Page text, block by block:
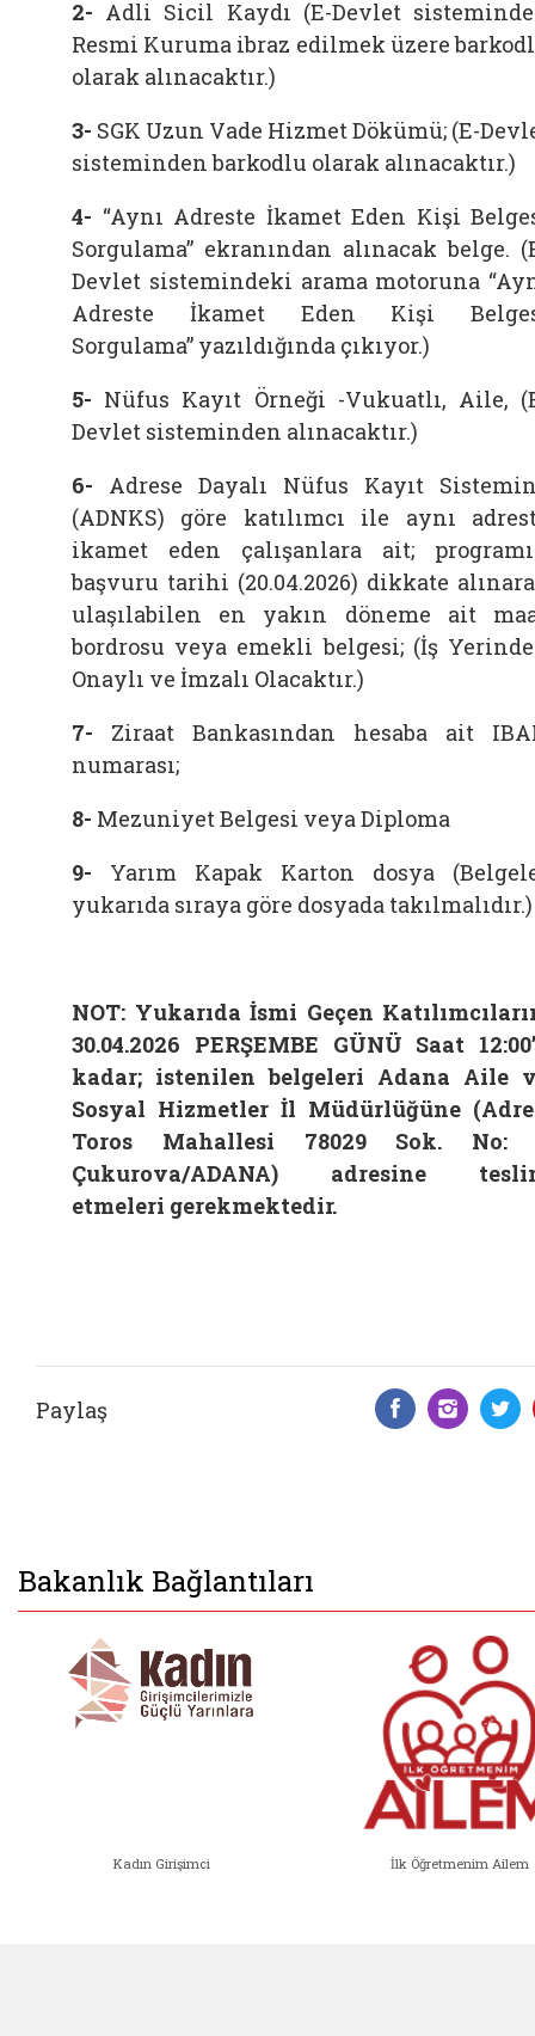
2- Adli Sicil Kaydı (E-Devlet
Resmi Kuruma ibraz edilmek üzere
olarak alınacaktır.)
3- SGK Uzun Vade Hizmet Dökümü; (E-
sisteminden barkodlu olarak alınacaktır.)
4- “Aynı Adreste İkamet Eden Kişi
Sorgulama” ekranından alınacak belge.
Devlet sistemindeki arama motoruna
Adreste İkamet Eden Kişi
Sorgulama” yazıldığında çıkıyor.)
5- Nüfus Kayıt Örneği -Vukuatlı, Aile,
Devlet sisteminden alınacaktır.)
6- Adrese Dayalı Nüfus Kayıt
(ADNKS) göre katılımcı ile aynı
ikamet eden çalışanlara ait;
başvuru tarihi (20.04.2026) dikkate
ulaşılabilen en yakın döneme ait
bordrosu veya emekli belgesi; (İş
Onaylı ve İmzalı Olacaktır.)
7- Ziraat Bankasından hesaba ait
numarası;
8- Mezuniyet Belgesi veya Diploma
9- Yarım Kapak Karton dosya
yukarıda sıraya göre dosyada takılmalıdır.)
NOT: Yukarıda İsmi Geçen
30.04.2026 PERŞEMBE GÜNÜ Saat
kadar; istenilen belgeleri Adana Aile
Sosyal Hizmetler İl Müdürlüğüne
Toros Mahallesi 78029 Sok. No:
Çukurova/ADANA) adresine
etmeleri gerekmektedir.
Paylaş
Bakanlık Bağlantıları
Kadın Girişimci İlk Öğretmenim Ailem